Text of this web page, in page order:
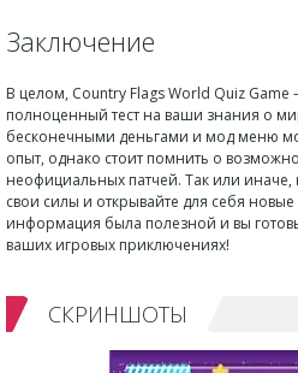
Заключение
В целом, Country Flags World Quiz Game
полноценный тест на ваши знания о
бесконечными деньгами и мод меню
опыт, однако стоит помнить о
неофициальных патчей. Так или иначе,
свои силы и открывайте для себя
информация была полезной и вы
ваших игровых приключениях!
СКРИНШОТЫ